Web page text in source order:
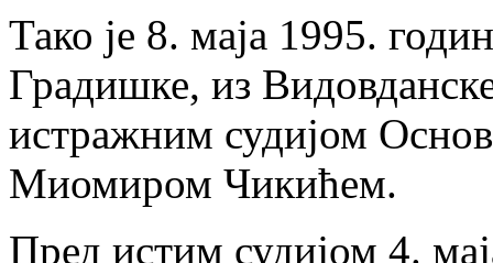
Тако је 8. маја 1995.
Градишке, из
истражним судијом
Миомиром Чикићем.
Пред истим судијом 4.